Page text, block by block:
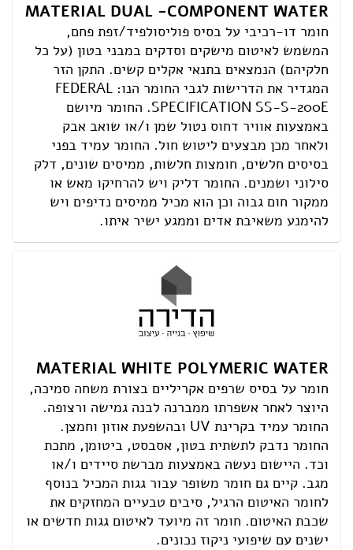
MATERIAL DUAL -COMPONENT WATER
חומר דו-רכיבי על בסיס פוליסולפיד/זפת פחם,
המשמש לאיטום מישקים וסדקים במבני בטון (על כל
חלקיהם) הנמצאים בתנאי אקלים קשים. התקן הזר
המגדיר את הדרישות לגבי החומר הנו: FEDERAL
.SPECIFICATION SS-S-200E החומר מיושם
באמצעות אוויר דחוס נטול שמן ו/או שואב אבק
ולאחר מכן מבצעים ליטוש חול. החומר עמיד בפני
בסיסים חלשים, חומצות חלשות, ממיסים שונים, דלק
סילוני ושמנים. החומר דליק ויש להרחיקו מאש או
ממקור חום גבוה וכן הוא מכיל ממיסים נדיפים ויש
להימנע משאיבת אדים וממגע ישיר איתו.
MATERIAL WHITE POLYMERIC WATER
חומר על בסיס שרפים אקריליים בצורת משחה סמיכה,
היוצר לאחר אשפרתו ממברנה לבנה גמישה ורצופה.
החומר עמיד בקרינת UV ובהשפעת אוזון וחמצן.
החומר נדבק לתשתית בטון, אסבסט, ביטומן, מתכת
וכד. היישום נעשה באמצעות מברשת סיידים ו/או
מגב. קיים גם חומר משופר עבור גגות המכיל בנוסף
לחומר האיטום הרגיל, סיבים טבעיים המחזקים את
שכבת האיטום. חומר זה מיועד לאיטום גגות חדשים או
ישנים עם שיפועי ניקוז נכונים.